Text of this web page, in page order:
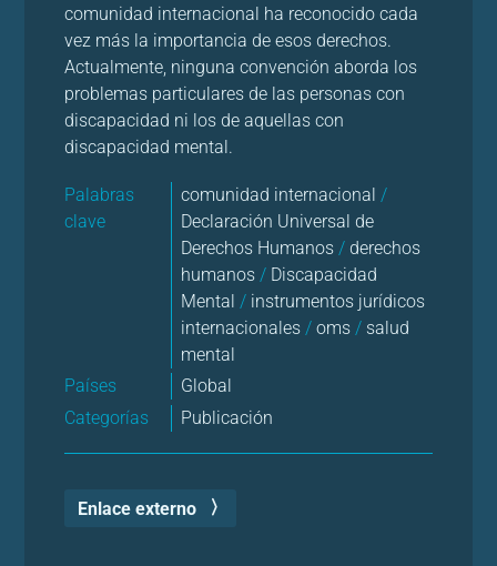
comunidad internacional ha reconocido cada
vez más la importancia de esos derechos.
Actualmente, ninguna convención aborda los
problemas particulares de las personas con
discapacidad ni los de aquellas con
discapacidad mental.
Palabras
clave
comunidad internacional /
Declaración Universal de
Derechos Humanos / derechos
humanos / Discapacidad
Mental / instrumentos jurídicos
internacionales / oms / salud
mental
Países
Global
Categorías
Publicación
Enlace externo